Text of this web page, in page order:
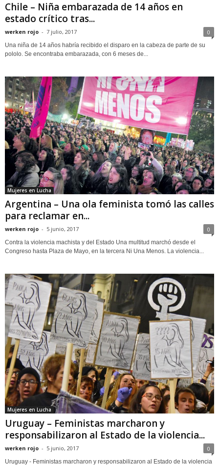
Chile – Niña embarazada de 14 años en
estado crítico tras...
werken rojo - 7 julio, 2017 0
Una niña de 14 años habría recibido el disparo en la cabeza de parte de su
pololo. Se encontraba embarazada, con 6 meses de...
Mujeres en Lucha
Argentina – Una ola feminista tomó las calles
para reclamar en...
werken rojo - 5 junio, 2017 0
Contra la violencia machista y del Estado Una multitud marchó desde el
Congreso hasta Plaza de Mayo, en la tercera Ni Una Menos. La violencia...
Mujeres en Lucha
Uruguay – Feministas marcharon y
responsabilizaron al Estado de la violencia...
werken rojo - 5 junio, 2017 0
Uruguay - Feministas marcharon y responsabilizaron al Estado de la violencia